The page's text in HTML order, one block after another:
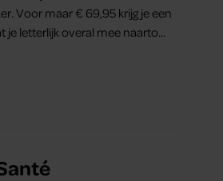
Voor maar € 69,95 krijg je een
je letterlijk overal mee naartoe